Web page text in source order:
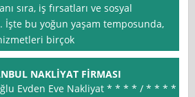
sıra, iş fırsatları ve sosyal
bu yoğun yaşam temposunda,
birçok
NAKLİYAT FİRMASI
Evden Eve Nakliyat * * * * / * * * *